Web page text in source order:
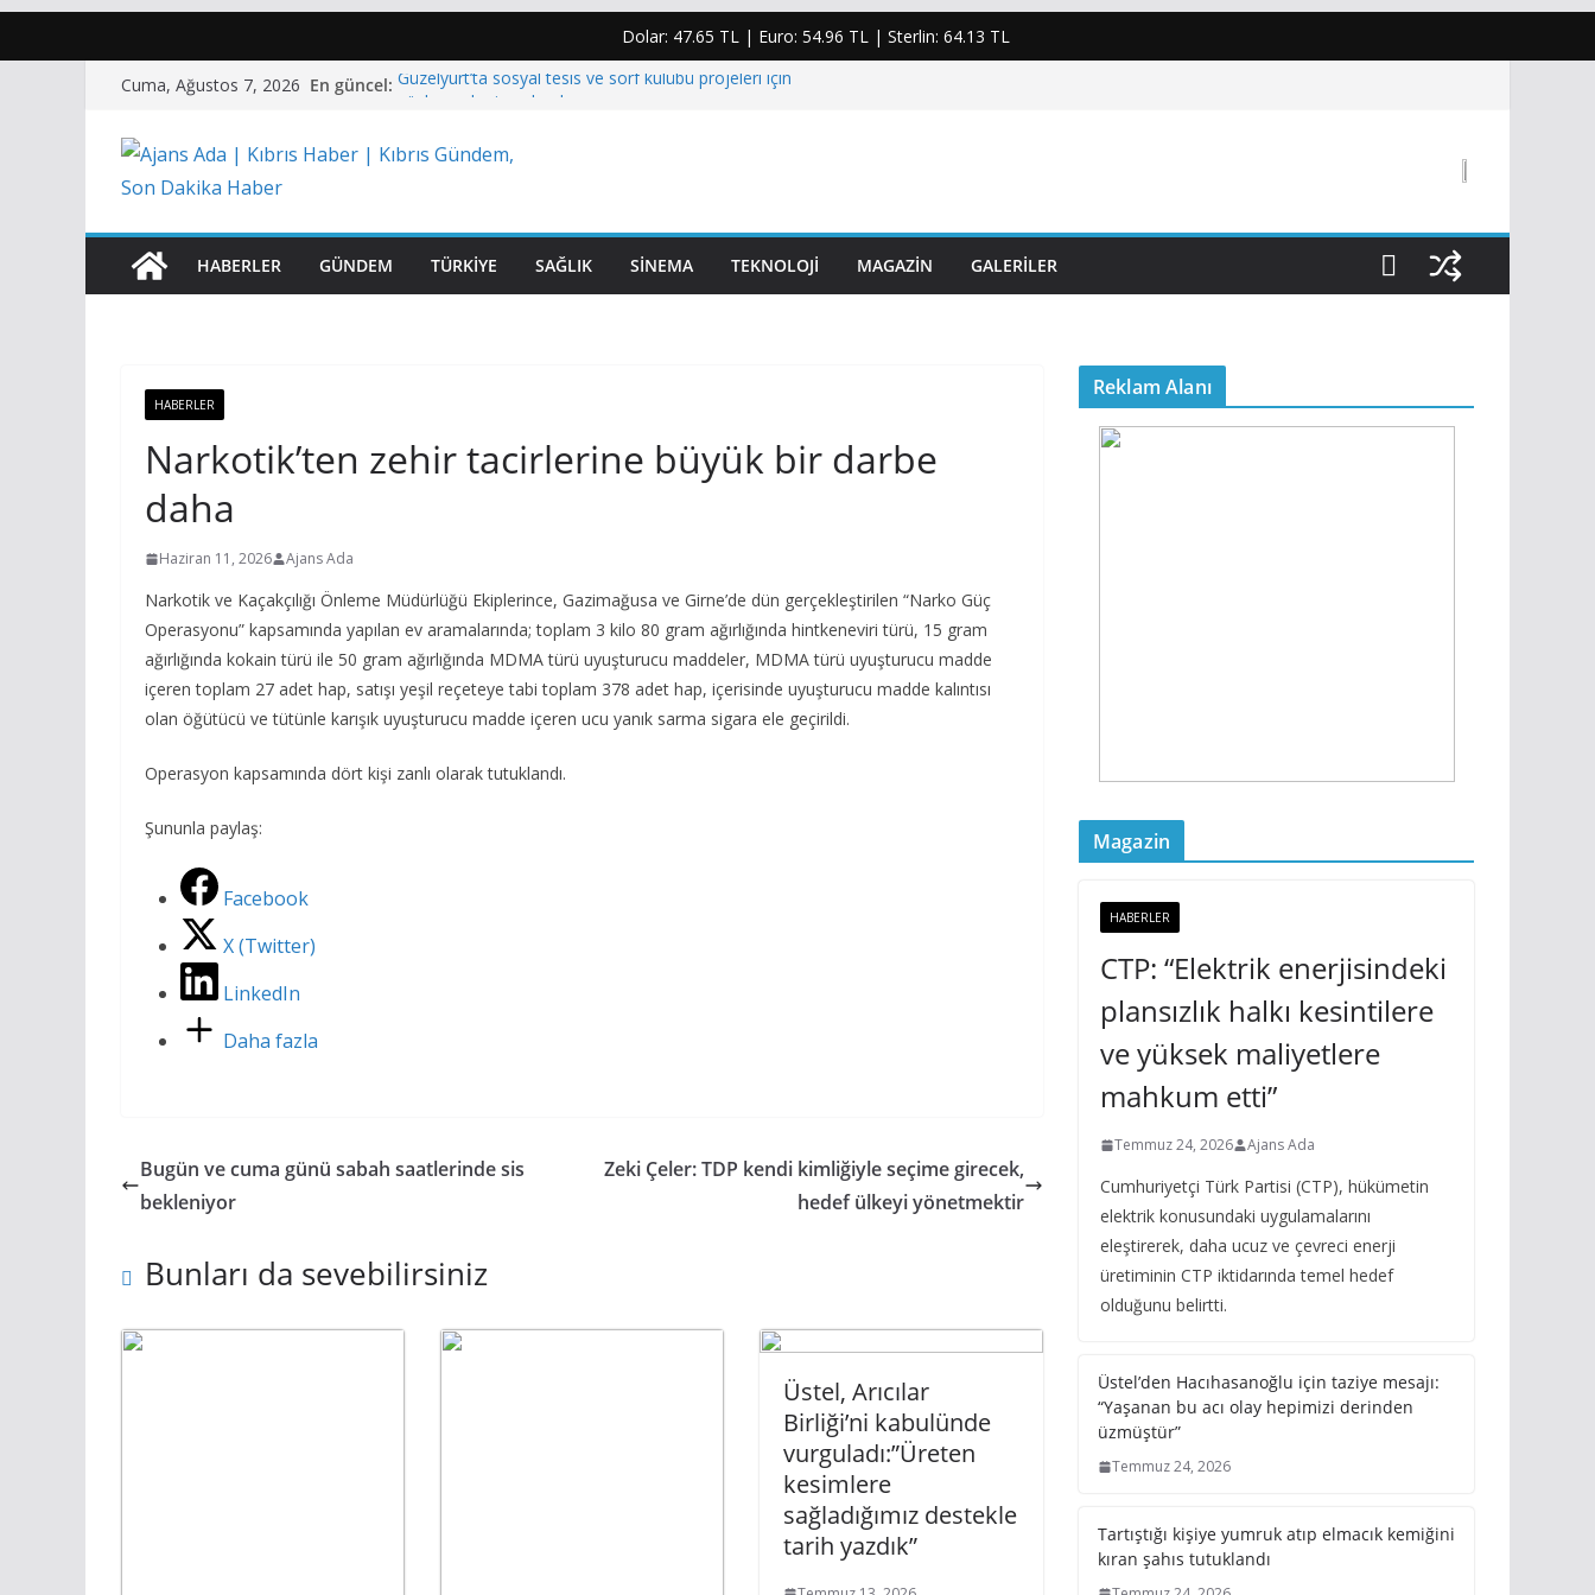
Dolar: 47.65 TL| Euro: 54.96 TL| Sterlin: 64.13 TL
content
Cuma, Ağustos 7, 2026 En güncel: Güzelyurt’ta sosyal tesis ve sörf kulübü projeleri için
maliyetlere mahkum etti”
Polisiye olaylar…
HABERLER GÜNDEM TÜRKIYE SAĞLIK SINEMA TEKNOLOJI MAGAZIN GALERILER
HABERLER
Narkotik’ten zehir tacirlerine büyük bir darbe
daha
Haziran 11, 2026 Ajans Ada
Narkotik ve Kaçakçılığı Önleme Müdürlüğü Ekiplerince, Gazimağusa ve Girne’de dün gerçekleştirilen “Narko Güç
Operasyonu” kapsamında yapılan ev aramalarında; toplam 3 kilo 80 gram ağırlığında hintkeneviri türü, 15 gram
ağırlığında kokain türü ile 50 gram ağırlığında MDMA türü uyuşturucu maddeler, MDMA türü uyuşturucu madde
içeren toplam 27 adet hap, satışı yeşil reçeteye tabi toplam 378 adet hap, içerisinde uyuşturucu madde kalıntısı
olan öğütücü ve tütünle karışık uyuşturucu madde içeren ucu yanık sarma sigara ele geçirildi.
Operasyon kapsamında dört kişi zanlı olarak tutuklandı.
Şununla paylaş:
Facebook
X (Twitter)
LinkedIn
Daha fazla
Bugün ve cuma günü sabah saatlerinde sis
bekleniyor
Zeki Çeler: TDP kendi kimliğiyle seçime girecek,
hedef ülkeyi yönetmektir
Bunları da sevebilirsiniz
Üstel, Arıcılar
Birliği’ni kabulünde
vurguladı:”Üreten
kesimlere
sağladığımız destekle
tarih yazdık”
Reklam Alanı
Magazin
HABERLER
CTP: “Elektrik enerjisindeki
plansızlık halkı kesintilere
ve yüksek maliyetlere
mahkum etti”
Temmuz 24, 2026 Ajans Ada
Cumhuriyetçi Türk Partisi (CTP), hükümetin
elektrik konusundaki uygulamalarını
eleştirerek, daha ucuz ve çevreci enerji
üretiminin CTP iktidarında temel hedef
olduğunu belirtti.
Üstel’den Hacıhasanoğlu için taziye mesajı:
“Yaşanan bu acı olay hepimizi derinden
üzmüştür”
Temmuz 24, 2026
Tartıştığı kişiye yumruk atıp elmacık kemiğini
kıran şahıs tutuklandı